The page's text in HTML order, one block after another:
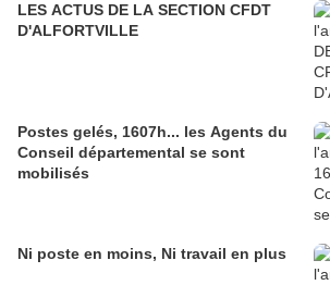
LES ACTUS DE LA SECTION CFDT
D'ALFORTVILLE
Postes gelés, 1607h... les Agents du
Conseil départemental se sont
mobilisés
Ni poste en moins, Ni travail en plus